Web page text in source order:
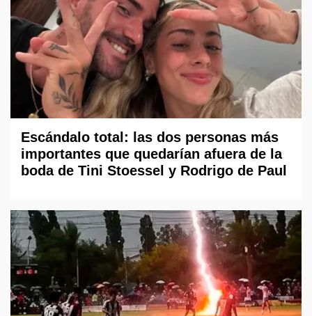
Escándalo total: las dos personas más
importantes que quedarían afuera de la
boda de Tini Stoessel y Rodrigo de Paul